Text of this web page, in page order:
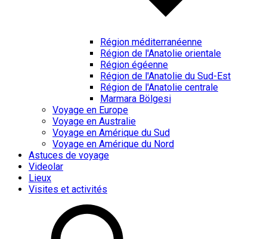
Région méditerranéenne
Région de l'Anatolie orientale
Région égéenne
Région de l'Anatolie du Sud-Est
Région de l'Anatolie centrale
Marmara Bölgesi
Voyage en Europe
Voyage en Australie
Voyage en Amérique du Sud
Voyage en Amérique du Nord
Astuces de voyage
Videolar
Lieux
Visites et activités